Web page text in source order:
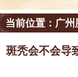
当前位置： 广州
斑秃会不会导